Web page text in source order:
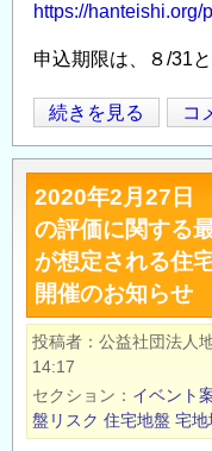
https://hanteishi.org/
申込期限は、８/31
【9/8
開
催】
宅
地
地
盤
の
品
評
価
続きを見る コ
2020年2月27日
の評価に関する
が想定される住
開催のお知らせ
投稿者 公益社団法人
14:17
セクション
イベント
盤リスク 住宅地盤 宅地